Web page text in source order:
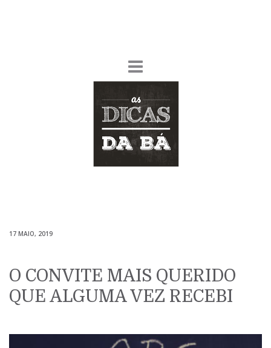
17 MAIO, 2019
O CONVITE MAIS QUERIDO
QUE ALGUMA VEZ RECEBI